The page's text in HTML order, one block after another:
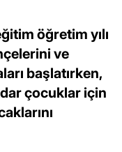
öğretim yılı
ve
başlatırken,
çocuklar için